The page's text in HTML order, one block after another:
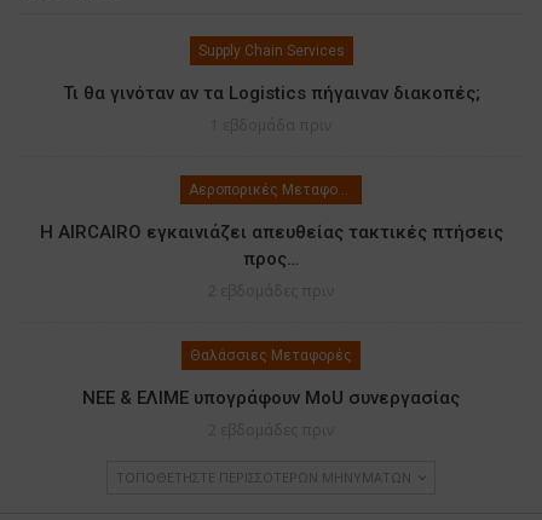
Supply Chain Services
Τι θα γινόταν αν τα Logistics πήγαιναν διακοπές;
Αεροπορικές Μεταφορές
Η AIRCAIRO εγκαινιάζει απευθείας τακτικές πτήσεις
προς…
Θαλάσσιες Μεταφορές
ΝΕΕ & ΕΛΙΜΕ υπογράφουν MoU συνεργασίας
ΤΟΠΟΘΕΤΉΣΤΕ ΠΕΡΙΣΣΌΤΕΡΩΝ ΜΗΝΥΜΆΤΩΝ